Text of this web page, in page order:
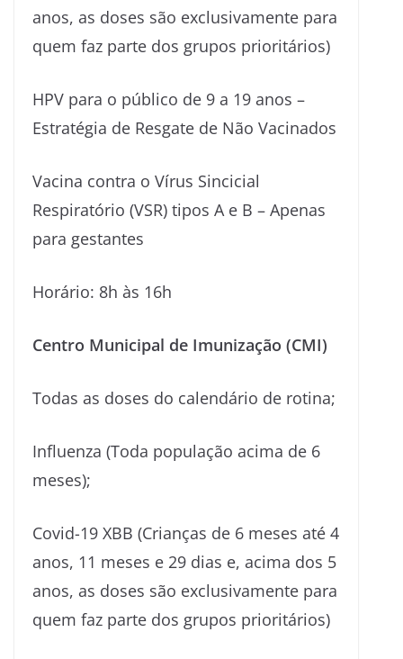
anos, as doses são exclusivamente para
quem faz parte dos grupos prioritários)
HPV para o público de 9 a 19 anos –
Estratégia de Resgate de Não Vacinados
Vacina contra o Vírus Sincicial
Respiratório (VSR) tipos A e B – Apenas
para gestantes
Horário: 8h às 16h
Centro Municipal de Imunização (CMI)
Todas as doses do calendário de rotina;
Influenza (Toda população acima de 6
meses);
Covid-19 XBB (Crianças de 6 meses até 4
anos, 11 meses e 29 dias e, acima dos 5
anos, as doses são exclusivamente para
quem faz parte dos grupos prioritários)